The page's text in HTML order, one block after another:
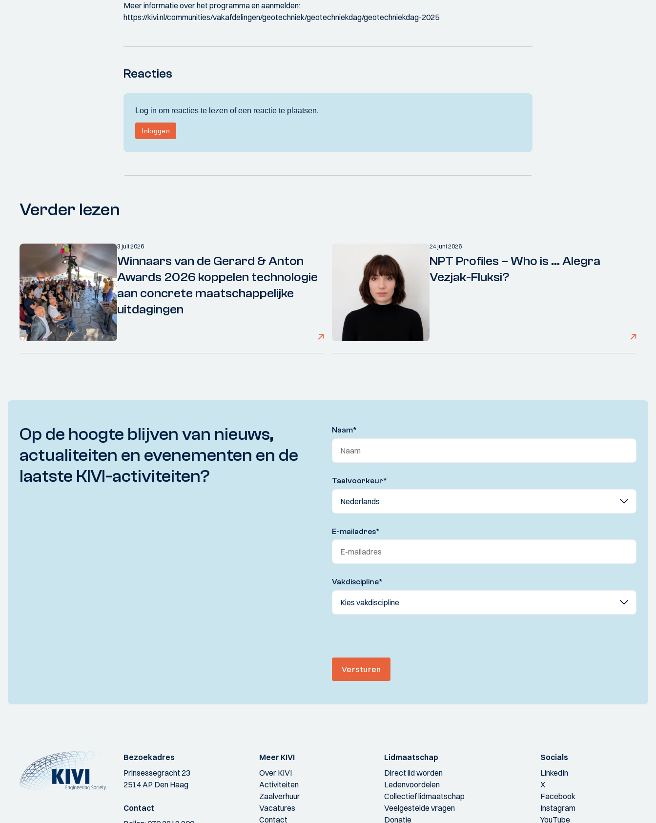
Meer informatie over het programma en aanmelden:
https://kivi.nl/communities/vakafdelingen/geotechniek/geotechniekdag/geotechniekdag-2025
Reacties
Verder lezen
3 juli 2026
Winnaars van de Gerard & Anton
Awards 2026 koppelen technologie
aan concrete maatschappelijke
uitdagingen
24 juni 2026
NPT Profiles – Who is ... Alegra
Vezjak-Fluksi?
Op de hoogte blijven van nieuws,
actualiteiten en evenementen en de
laatste KIVI-activiteiten?
Naam*
Taalvoorkeur*
E-mailadres*
Vakdiscipline*
Versturen
Bezoekadres
Prinsessegracht 23
2514 AP Den Haag
Contact
Meer KIVI
Over KIVI
Activiteiten
Zaalverhuur
Vacatures
Contact
Lidmaatschap
Direct lid worden
Ledenvoordelen
Collectief lidmaatschap
Veelgestelde vragen
Donatie
Socials
LinkedIn
X
Facebook
Instagram
YouTube